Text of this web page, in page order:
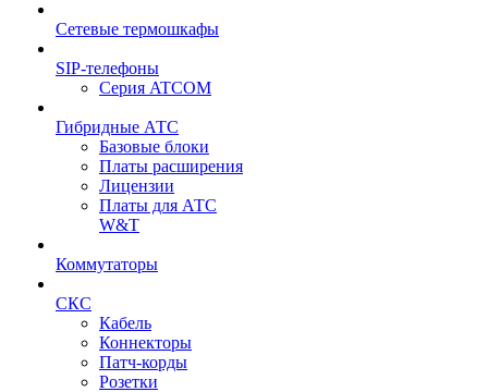
Сетевые термошкафы
SIP-телефоны
Серия ATCOM
Гибридные АТС
Базовые блоки
Платы расширения
Лицензии
Платы для АТС
W&T
Коммутаторы
СКС
Кабель
Коннекторы
Патч-корды
Розетки